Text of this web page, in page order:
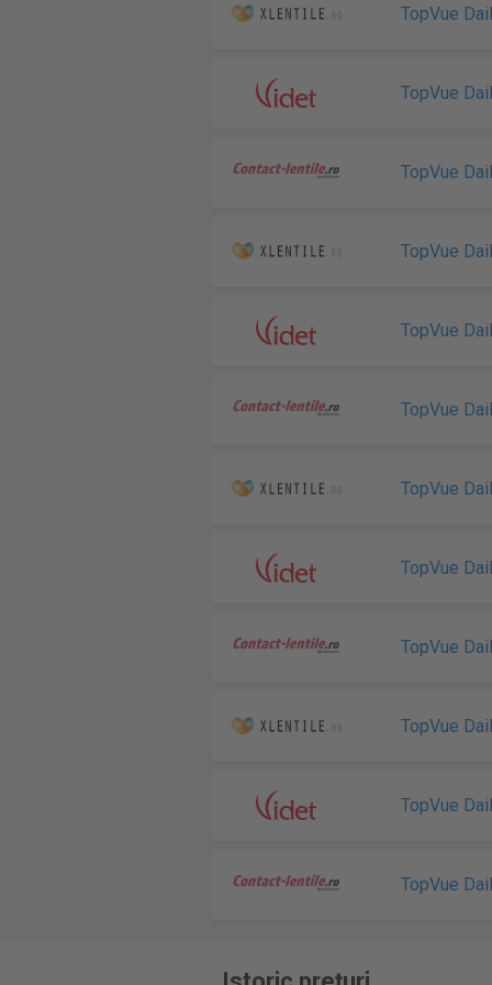
TopVue
TopVue
TopVue
TopVue
TopVue
TopVue
TopVue
TopVue
TopVue
TopVue
TopVue
TopVue